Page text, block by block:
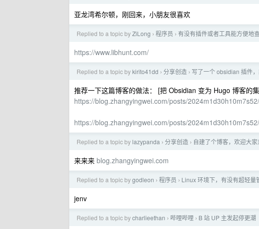
亚龙湾希尔顿，刚回来，小朋友很喜欢
Replied to a topic byZiLong › 程序员 › 有没有插件或者工具能方便地
https://www.libhunt.com/
Replied to a topic bykirito41dd › 分享创造 › 写了一个 obsidian 插件
推荐一下这篇博客的做法： [把 Obsidian 变为 Hugo 博客的
https://blog.zhangyingwei.com/posts/2024m1d30h10m7s52/
https://blog.zhangyingwei.com/posts/2024m1d30h10m7s52/
Replied to a topic by lazypanda › 分享创造 › 自建了个博客，欢迎大家
来来来 blog.zhangyingwei.com
Replied to a topic bygodleon › 程序员 › Linux 环境下，有没有超轻量
jenv
Replied to a topic bycharlieethan › 哔哩哔哩 › B 站 UP 主发起停更潮